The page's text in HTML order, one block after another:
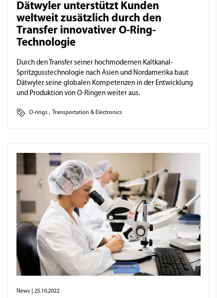
Dätwyler unterstützt Kunden
weltweit zusätzlich durch den
Transfer innovativer O-Ring-
Technologie
Durch den Transfer seiner hochmodernen Kaltkanal-
Spritzgusstechnologie nach Asien und Nordamerika baut
Dätwyler seine globalen Kompetenzen in der Entwicklung
und Produktion von O-Ringen weiter aus.
O-rings , Transportation & Electronics
News | 25.10.2022